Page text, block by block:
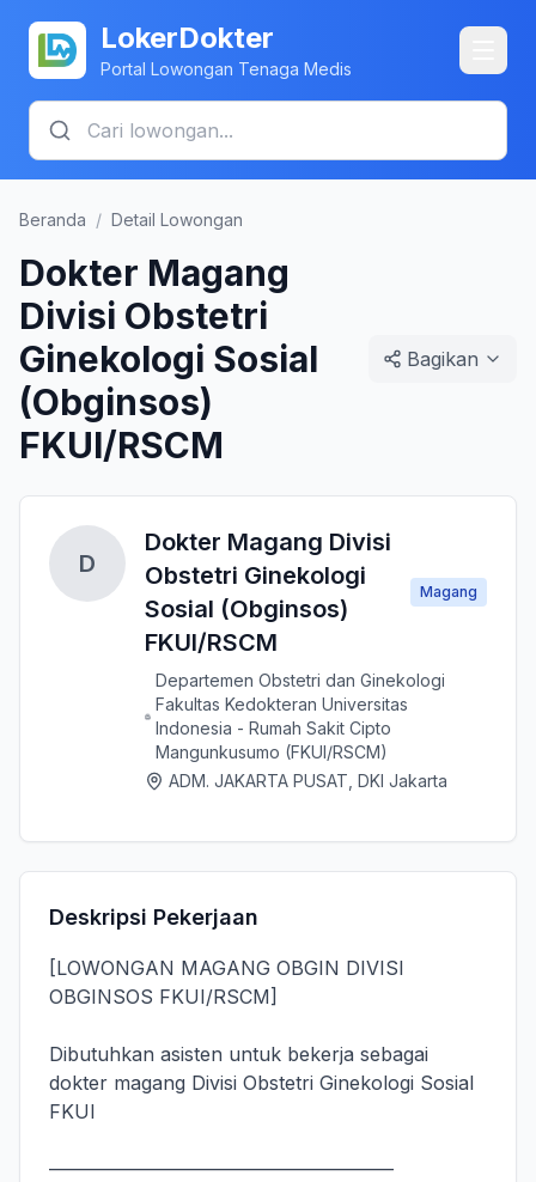
LokerDokter
Portal Lowongan Tenaga Medis
Beranda / Detail Lowongan
Dokter Magang
Divisi Obstetri
Ginekologi Sosial
(Obginsos)
FKUI/RSCM
Bagikan
D
Dokter Magang Divisi
Obstetri Ginekologi
Sosial (Obginsos)
FKUI/RSCM
Magang
Departemen Obstetri dan Ginekologi
Fakultas Kedokteran Universitas
Indonesia - Rumah Sakit Cipto
Mangunkusumo (FKUI/RSCM)
ADM. JAKARTA PUSAT, DKI Jakarta
Deskripsi Pekerjaan
[LOWONGAN MAGANG OBGIN DIVISI
OBGINSOS FKUI/RSCM]
Dibutuhkan asisten untuk bekerja sebagai
dokter magang Divisi Obstetri Ginekologi Sosial
FKUI
——————————————————